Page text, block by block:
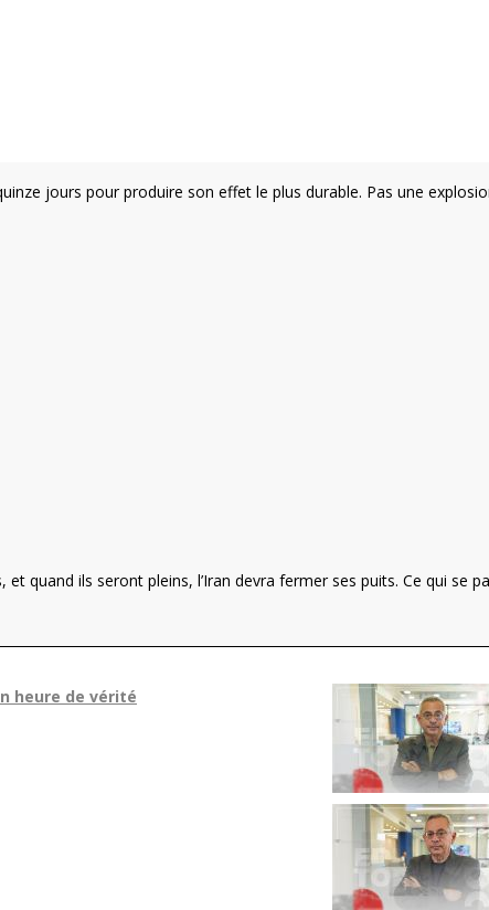
jours pour produire son effet le plus durable. Pas une
quand ils seront pleins, l’Iran devra fermer ses puits. Ce qui se
heure de vérité